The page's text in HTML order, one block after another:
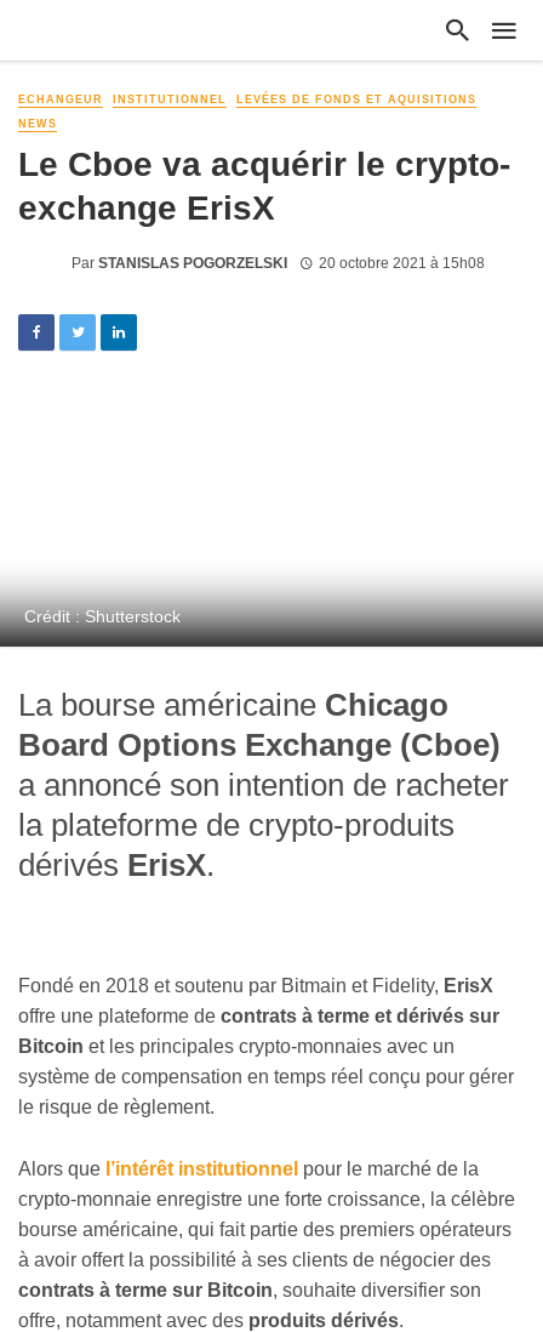
ECHANGEUR INSTITUTIONNEL
LEVÉES DE FONDS ET AQUISITIONS
NEWS
Le Cboe va acquérir le crypto-
exchange ErisX
Par STANISLAS POGORZELSKI 20 octobre 2021 à 15h08
Crédit : Shutterstock
La bourse américaine Chicago
Board Options Exchange (Cboe)
a annoncé son intention de racheter
la plateforme de crypto-produits
dérivés ErisX.
Fondé en 2018 et soutenu par Bitmain et Fidelity, ErisX
offre une plateforme de contrats à terme et dérivés sur
Bitcoin et les principales crypto-monnaies avec un
système de compensation en temps réel conçu pour gérer
le risque de règlement.
Alors que l’intérêt institutionnel pour le marché de la
crypto-monnaie enregistre une forte croissance, la célèbre
bourse américaine, qui fait partie des premiers opérateurs
à avoir offert la possibilité à ses clients de négocier des
contrats à terme sur Bitcoin, souhaite diversifier son
offre, notamment avec des produits dérivés.